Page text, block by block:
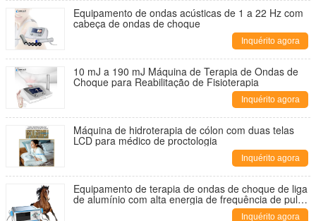
Equipamento de ondas acústicas de 1 a 22 Hz com
cabeça de ondas de choque
Inquérito agora
10 mJ a 190 mJ Máquina de Terapia de Ondas de
Choque para Reabilitação de Fisioterapia
Inquérito agora
Máquina de hidroterapia de cólon com duas telas
LCD para médico de proctologia
Inquérito agora
Equipamento de terapia de ondas de choque de liga
de alumínio com alta energia de frequência de pulso
Inquérito agora